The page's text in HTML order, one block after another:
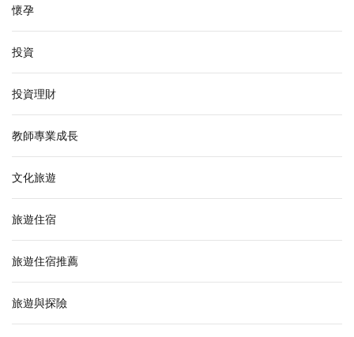
懷孕
投資
投資理財
教師專業成長
文化旅遊
旅遊住宿
旅遊住宿推薦
旅遊與探險